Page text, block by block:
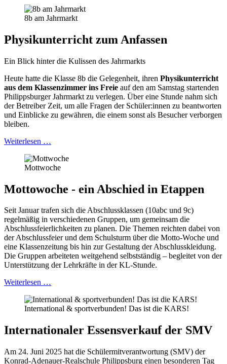
8b am Jahrmarkt
Physikunterricht zum Anfassen
Ein Blick hinter die Kulissen des Jahrmarkts
Heute hatte die Klasse 8b die Gelegenheit, ihren Physikunterricht
aus dem Klassenzimmer ins Freie auf den am Samstag startenden
Philippsburger Jahrmarkt zu verlegen. Über eine Stunde nahm sich
der Betreiber Zeit, um alle Fragen der Schüler:innen zu beantworten
und Einblicke zu gewähren, die einem sonst als Besucher verborgen
bleiben.
Weiterlesen …
Mottwoche
Mottowoche - ein Abschied in Etappen
Seit Januar trafen sich die Abschlussklassen (10abc und 9c)
regelmäßig in verschiedenen Gruppen, um gemeinsam die
Abschlussfeierlichkeiten zu planen. Die Themen reichten dabei von
der Abschlussfeier und dem Schulsturm über die Motto-Woche und
eine Klassenzeitung bis hin zur Gestaltung der Abschlusskleidung.
Die Gruppen arbeiteten weitgehend selbstständig – begleitet von der
Unterstützung der Lehrkräfte in der KL-Stunde.
Weiterlesen …
International & sportverbunden! Das ist die KARS!
Internationaler Essensverkauf der SMV
Am 24. Juni 2025 hat die Schülermitverantwortung (SMV) der
Konrad-Adenauer-Realschule Philippsburg einen besonderen Tag